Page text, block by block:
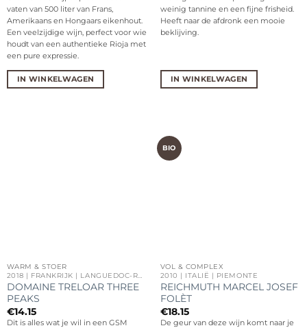
vaten van 500 liter van Frans,
Amerikaans en Hongaars eikenhout.
Een veelzijdige wijn, perfect voor wie
houdt van een authentieke Rioja met
een pure expressie.
IN WINKELWAGEN
weinig tannine en een fijne frisheid.
Heeft naar de afdronk een mooie
beklijving.
IN WINKELWAGEN
WARM & STOER
DOMAINE TRELOAR THREE
PEAKS
€14.15
Dit is alles wat je wil in een GSM
BIO
VOL & COMPLEX
2010 | ITALIË | PIEMONTE
REICHMUTH MARCEL JOSEF
FOLÈT
€18.15
De geur van deze wijn komt naar je